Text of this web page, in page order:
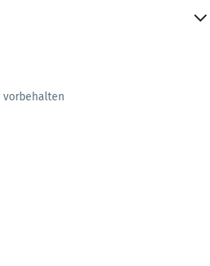
vorbehalten